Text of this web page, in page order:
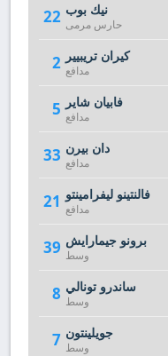
22 نيك بوب
حارس مرمى
2 كيران تريبيير
مدافع
5 فابيان شاير
مدافع
33 دان بيرن
مدافع
21 فالنتينو ليفرامينتو
مدافع
39 برونو جيمارايش
وسط
8 ساندرو تونالي
وسط
7 جويلينتون
وسط